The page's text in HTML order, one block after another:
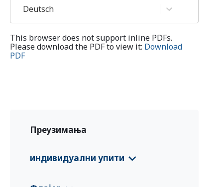
Deutsch
This browser does not support inline PDFs.
Please download the PDF to view it: Download
PDF
Преузимања
индивидуални упити